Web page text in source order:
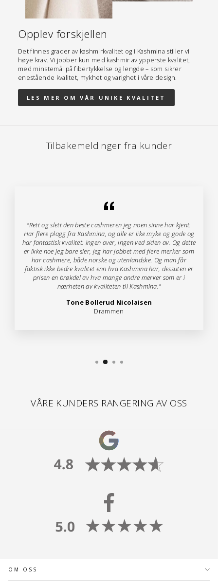
Opplev forskjellen
Det finnes grader av kashmirkvalitet og i Kashmina stiller vi
høye krav. Vi jobber kun med kashmir av ypperste kvalitet,
med minstemål på fibertykkelse og lengde – som sikrer
enestående kvalitet, mykhet og varighet i våre design.
LES MER OM VÅR UNIKE KVALITET
Tilbakemeldinger fra kunder
"Rett og slett den beste cashmeren jeg noen sinne har kjent.
Har flere plagg fra Kashmina, og alle er like myke og gode og
har fantastisk kvalitet. Ingen over, ingen ved siden av. Og dette
er ikke noe jeg bare sier, jeg har jobbet med flere merker som
har cashmere, både norske og utenlandske. Og man får
faktisk ikke bedre kvalitet enn hva Kashmina har, dessuten er
prisen en brøkdel av hva mange andre merker som er i
nærheten av kvaliteten til Kashmina."
Tone Bollerud Nicolaisen
Drammen
VÅRE KUNDERS RANGERING AV OSS
OM OSS